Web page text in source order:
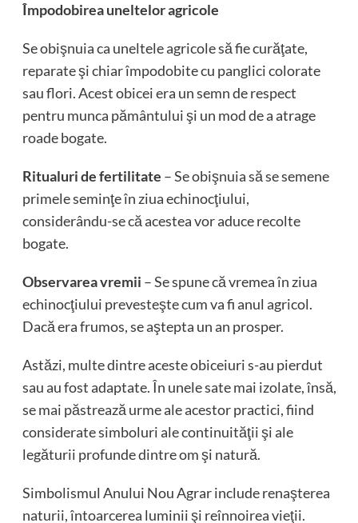
Împodobirea uneltelor agricole
Se obişnuia ca uneltele agricole să fie curăţate,
reparate şi chiar împodobite cu panglici colorate
sau flori. Acest obicei era un semn de respect
pentru munca pământului şi un mod de a atrage
roade bogate.
Ritualuri de fertilitate – Se obişnuia să se semene
primele seminţe în ziua echinocţiului,
considerându-se că acestea vor aduce recolte
bogate.
Observarea vremii – Se spune că vremea în ziua
echinocţiului prevesteşte cum va fi anul agricol.
Dacă era frumos, se aştepta un an prosper.
Astăzi, multe dintre aceste obiceiuri s-au pierdut
sau au fost adaptate. În unele sate mai izolate, însă,
se mai păstrează urme ale acestor practici, fiind
considerate simboluri ale continuităţii şi ale
legăturii profunde dintre om şi natură.
Simbolismul Anului Nou Agrar include renaşterea
naturii, întoarcerea luminii şi reînnoirea vieţii.